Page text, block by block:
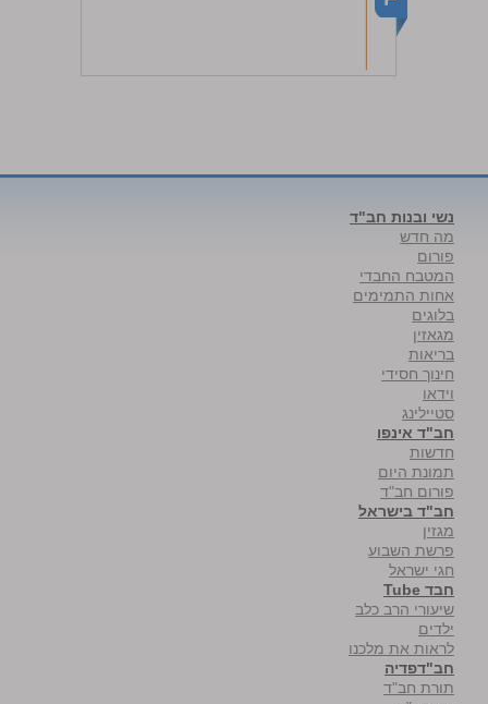
נשי ובנות חב"ד
מה חדש
פורום
המטבח החבדי
אחות התמימים
בלוגים
מגאזין
בריאות
חינוך חסידי
וידאו
סטיילינג
חב"ד אינפו
חדשות
תמונת היום
פורום חב"ד
חב"ד בישראל
מגזין
פרשת השבוע
חגי ישראל
חבד Tube
שיעורי הרב כלב
ילדים
לראות את מלכנו
חב"דפדיה
תורת חב"ד